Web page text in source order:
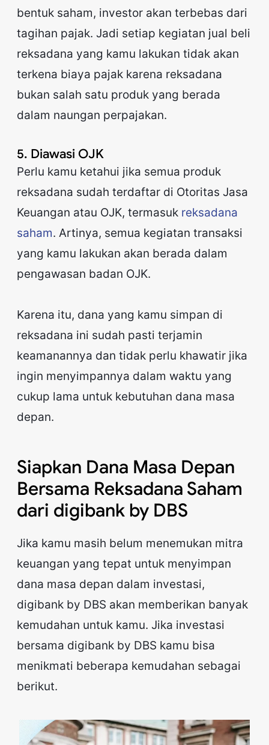
bentuk saham, investor akan terbebas dari
tagihan pajak. Jadi setiap kegiatan jual beli
reksadana yang kamu lakukan tidak akan
terkena biaya pajak karena reksadana
bukan salah satu produk yang berada
dalam naungan perpajakan.
5. Diawasi OJK
Perlu kamu ketahui jika semua produk
reksadana sudah terdaftar di Otoritas Jasa
Keuangan atau OJK, termasuk reksadana
saham. Artinya, semua kegiatan transaksi
yang kamu lakukan akan berada dalam
pengawasan badan OJK.
Karena itu, dana yang kamu simpan di
reksadana ini sudah pasti terjamin
keamanannya dan tidak perlu khawatir jika
ingin menyimpannya dalam waktu yang
cukup lama untuk kebutuhan dana masa
depan.
Siapkan Dana Masa Depan
Bersama Reksadana Saham
dari digibank by DBS
Jika kamu masih belum menemukan mitra
keuangan yang tepat untuk menyimpan
dana masa depan dalam investasi,
digibank by DBS akan memberikan banyak
kemudahan untuk kamu. Jika investasi
bersama digibank by DBS kamu bisa
menikmati beberapa kemudahan sebagai
berikut.